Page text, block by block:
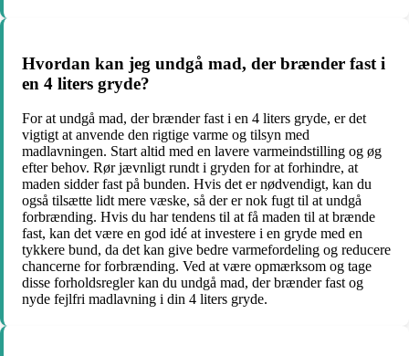
Hvordan kan jeg undgå mad, der brænder fast i
en 4 liters gryde?
For at undgå mad, der brænder fast i en 4 liters gryde, er det
vigtigt at anvende den rigtige varme og tilsyn med
madlavningen. Start altid med en lavere varmeindstilling og øg
efter behov. Rør jævnligt rundt i gryden for at forhindre, at
maden sidder fast på bunden. Hvis det er nødvendigt, kan du
også tilsætte lidt mere væske, så der er nok fugt til at undgå
forbrænding. Hvis du har tendens til at få maden til at brænde
fast, kan det være en god idé at investere i en gryde med en
tykkere bund, da det kan give bedre varmefordeling og reducere
chancerne for forbrænding. Ved at være opmærksom og tage
disse forholdsregler kan du undgå mad, der brænder fast og
nyde fejlfri madlavning i din 4 liters gryde.